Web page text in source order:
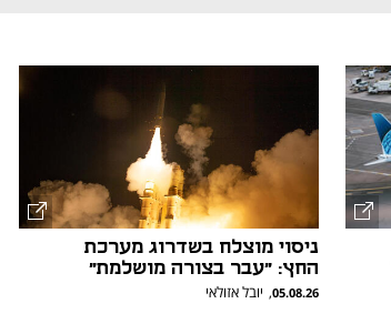
ניסוי מוצלח בשדרוג מערכת
החץ: "עבר בצורה מושלמת"
05.08.26
, יובל אזולאי